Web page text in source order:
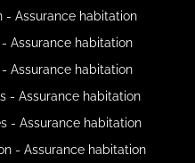
- Assurance habitation
Assurance habitation
Assurance habitation
- Assurance habitation
- Assurance habitation
- Assurance habitation